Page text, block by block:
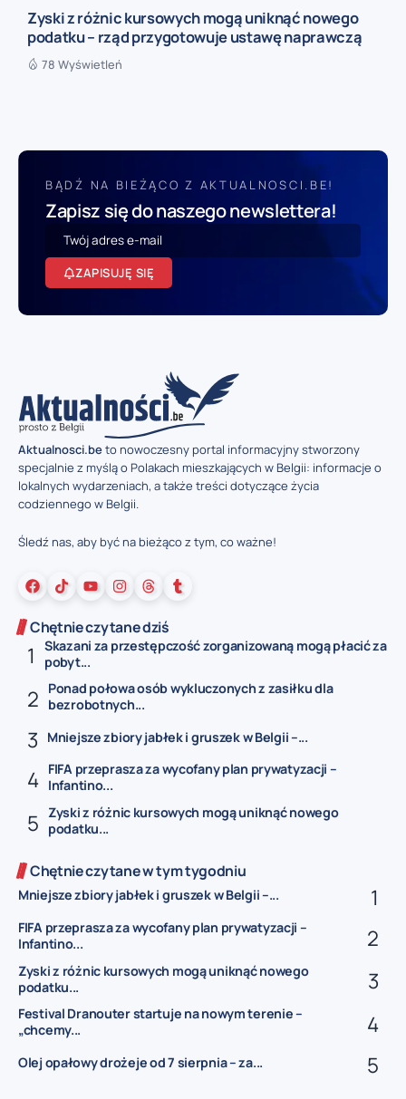
Zyski z różnic kursowych mogą uniknąć nowego
podatku – rząd przygotowuje ustawę naprawczą
78 Wyświetleń
BĄDŹ NA BIEŻĄCO Z AKTUALNOSCI.BE!
Zapisz się do naszego newslettera!
ZAPISUJĘ SIĘ
Aktualnosci.beto nowoczesny portal informacyjny stworzony
specjalnie z myślą o Polakach mieszkających w Belgii: informacje o
lokalnych wydarzeniach, a także treści dotyczące życia
codziennego w Belgii.
Śledź nas, aby być na bieżąco z tym, co ważne!
Chętnie czytane dziś
Skazani za przestępczość zorganizowaną mogą płacić za
pobyt...
Ponad połowa osób wykluczonych z zasiłku dla
bezrobotnych...
Mniejsze zbiory jabłek i gruszek w Belgii –...
FIFA przeprasza za wycofany plan prywatyzacji –
Infantino...
Zyski z różnic kursowych mogą uniknąć nowego
podatku...
Chętnie czytane w tym tygodniu
Mniejsze zbiory jabłek i gruszek w Belgii –...
FIFA przeprasza za wycofany plan prywatyzacji –
Infantino...
Zyski z różnic kursowych mogą uniknąć nowego
podatku...
Festival Dranouter startuje na nowym terenie –
„chcemy...
Olej opałowy drożeje od 7 sierpnia – za...